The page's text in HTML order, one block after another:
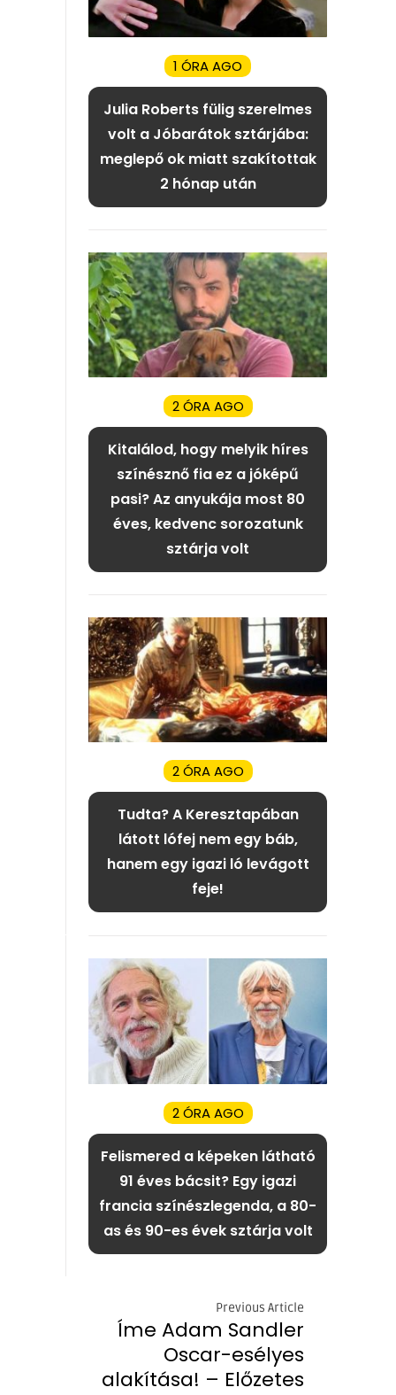
1 ÓRA AGO
Julia Roberts fülig szerelmes
volt a Jóbarátok sztárjába:
meglepő ok miatt szakítottak
2 hónap után
2 ÓRA AGO
Kitalálod, hogy melyik híres
színésznő fia ez a jóképű
pasi? Az anyukája most 80
éves, kedvenc sorozatunk
sztárja volt
2 ÓRA AGO
Tudta? A Keresztapában
látott lófej nem egy báb,
hanem egy igazi ló levágott
feje!
2 ÓRA AGO
Felismered a képeken látható
91 éves bácsit? Egy igazi
francia színészlegenda, a 80-
as és 90-es évek sztárja volt
Previous Article
Íme Adam Sandler
Oscar-esélyes
alakítása! – Előzetes